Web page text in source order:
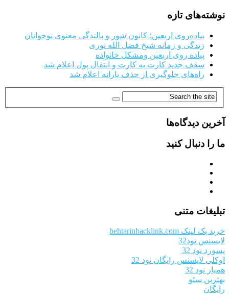
نوشته‌های تازه
پیاده‌روی اربعین؛ کانون شور و بالندگی معنوی نوجوانان
زندگی و زمانه شیخ فضل الله نوری
پیاده روی اربعین ومشکل خانواده
سقف جدید کارت به کارت و انتقال پول اعلام شد
راه‌های جلوگیری از حذف یارانه اعلام شد
آخرین دیدگاه‌ها
ما را دنبال کنید
تبلیغات متنی
خرید بک لینک behtarinbacklink.com
لایسنس نود32
پسورد نود 32
اوکلی لایسنس رایگان نود 32
همیار نود 32
بهترین سئو
رایگان